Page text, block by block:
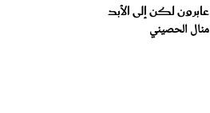
عابرون لكن إلى الأبد
منال الحصيني